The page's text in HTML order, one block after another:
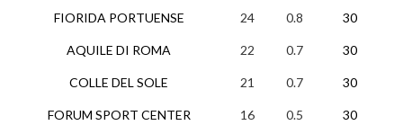
FIORIDA PORTUENSE
AQUILE DI ROMA
COLLE DEL SOLE
FORUM SPORT CENTER
24 0.8 30
22 0.7 30
21 0.7 30
16 0.5 30